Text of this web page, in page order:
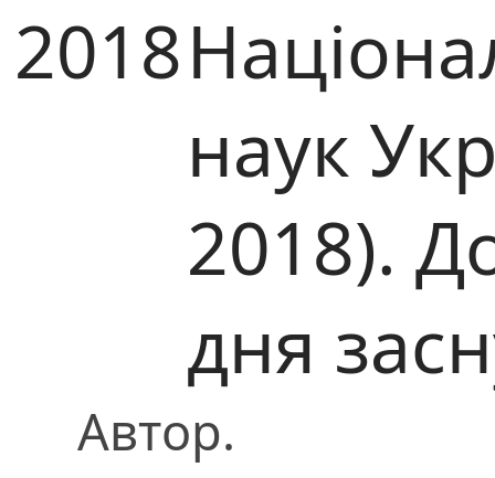
2018
наук
2018).
дня
Автор.